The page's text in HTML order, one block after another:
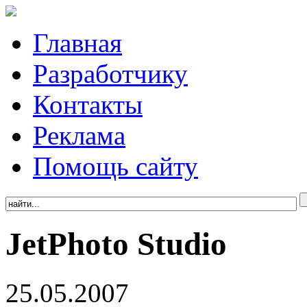
Главная
Разработчику
Контакты
Реклама
Помощь сайту
JetPhoto Studio
25.05.2007